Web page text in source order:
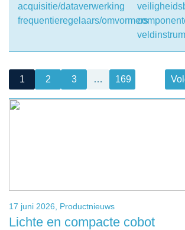
acquisitie/dataverwerking
frequentieregelaars/omvormers
1 2 3 … 169
17 juni 2026, Productnieuws
Lichte en compacte cobot